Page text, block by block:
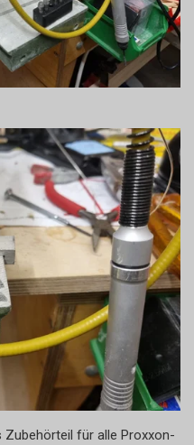
Zubehörteil für alle Proxxon-